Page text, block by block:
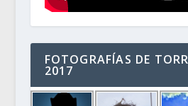
FOTOGRAFÍAS DE
2017